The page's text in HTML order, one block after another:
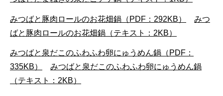
みつばと豚肉ロールのお花畑鍋（PDF：292KB）
みつ
ばと豚肉ロールのお花畑鍋（テキスト：2KB）
みつばと泉だこのふわふわ卵にゅうめん鍋（PDF：
335KB）
みつばと泉だこのふわふわ卵にゅうめん鍋
（テキスト：2KB）